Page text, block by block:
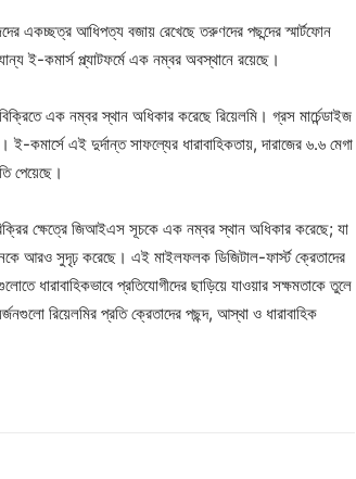
একচ্ছত্র আধিপত্য বজায় রেখেছে তরুণদের পছন্দের স্মার্টফোন
ই-কমার্স প্ল্যাটফর্মে এক নম্বর অবস্থানে রয়েছে।
এক নম্বর স্থান অধিকার করেছে রিয়েলমি। গ্রস মার্চেন্ডাইজ
কমার্সে এই দুর্দান্ত সাফল্যের ধারাবাহিকতায়, দারাজের ৬.৬ মেগা
পেয়েছে।
ক্ষেত্রে জিআইএস সূচকে এক নম্বর স্থান অধিকার করেছে; যা
আরও সুদৃঢ় করেছে। এই মাইলফলক ডিজিটাল-ফার্স্ট ক্রেতাদের
ধারাবাহিকভাবে প্রতিযোগীদের ছাড়িয়ে যাওয়ার সক্ষমতাকে তুলে
রিয়েলমির প্রতি ক্রেতাদের পছন্দ, আস্থা ও ধারাবাহিক